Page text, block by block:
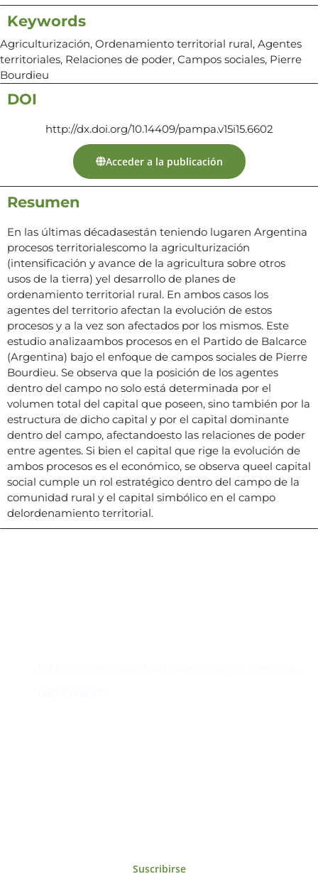
Keywords
Agriculturización, Ordenamiento territorial rural, Agentes
territoriales, Relaciones de poder, Campos sociales, Pierre
Bourdieu
DOI
http://dx.doi.org/10.14409/pampa.v15i15.6602
Acceder a la publicación
Resumen
En las últimas décadasestán teniendo lugaren Argentina
procesos territorialescomo la agriculturización
(intensificación y avance de la agricultura sobre otros
usos de la tierra) yel desarrollo de planes de
ordenamiento territorial rural. En ambos casos los
agentes del territorio afectan la evolución de estos
procesos y a la vez son afectados por los mismos. Este
estudio analizaambos procesos en el Partido de Balcarce
(Argentina) bajo el enfoque de campos sociales de Pierre
Bourdieu. Se observa que la posición de los agentes
dentro del campo no solo está determinada por el
volumen total del capital que poseen, sino también por la
estructura de dicho capital y por el capital dominante
dentro del campo, afectandoesto las relaciones de poder
entre agentes. Si bien el capital que rige la evolución de
ambos procesos es el económico, se observa queel capital
social cumple un rol estratégico dentro del campo de la
comunidad rural y el capital simbólico en el campo
delordenamiento territorial.
Suscribirse